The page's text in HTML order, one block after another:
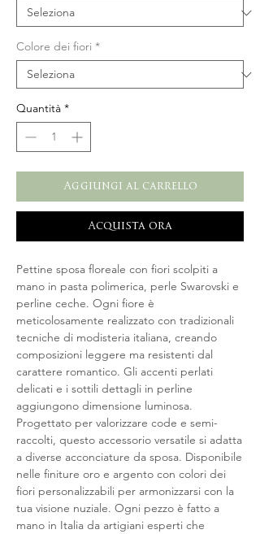
Colore dei fiori *
Quantità *
Aggiungi al carrello
Acquista ora
Pettine sposa floreale con fiori scolpiti a
mano in pasta polimerica, perle Swarovski e
perline ceche. Ogni fiore è
meticolosamente realizzato con tradizionali
tecniche di modisteria italiana, creando
composizioni leggere ma resistenti dal
carattere romantico. Gli accenti perlati
delicati e i sottili dettagli in perline
aggiungono dimensione luminosa.
Progettato per valorizzare code e semi-
raccolti, questo accessorio versatile si adatta
a diverse acconciature da sposa. Disponibile
nelle finiture oro e argento con colori dei
fiori personalizzabili per armonizzarsi con la
tua visione nuziale. Ogni pezzo è fatto a
mano in Italia da artigiani esperti che